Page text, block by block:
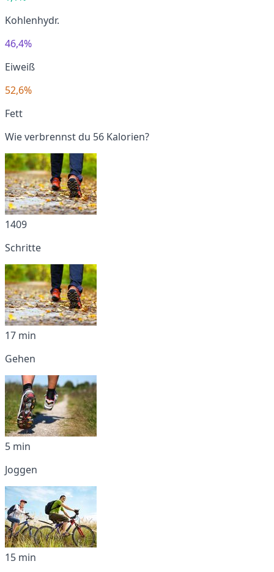
Kohlenhydr.
46,4%
Eiweiß
52,6%
Fett
Wie verbrennst du 56 Kalorien?
1409
Schritte
17 min
Gehen
5 min
Joggen
15 min